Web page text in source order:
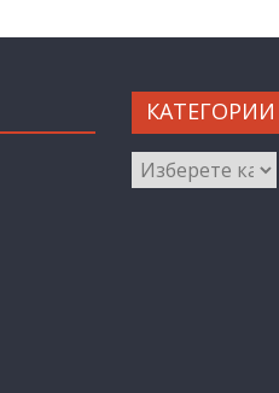
КАТЕГОРИИ
КАТЕГОРИИ